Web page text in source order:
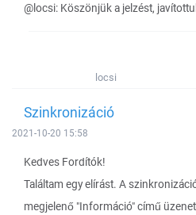
@locsi: Köszönjük a jelzést,
locsi
Szinkronizáció
2021-10-20 15:58
Kedves Fordítók!
Találtam egy elírást. A
megjelenő "Információ" című